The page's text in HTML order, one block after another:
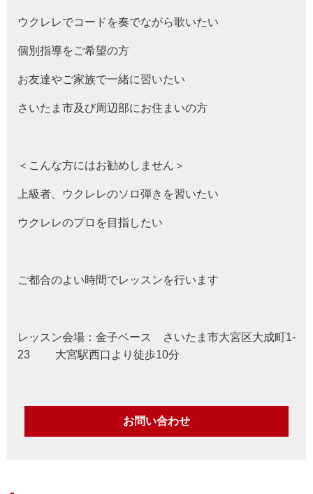
ウクレレでコードを奏でながら歌いたい
個別指導をご希望の方
お友達やご家族で一緒に習いたい
さいたま市及び周辺部にお住まいの方
＜こんな方にはお勧めしません＞
上級者、ウクレレのソロ弾きを習いたい
ウクレレのプロを目指したい
ご都合のよい時間でレッスンを行います
レッスン会場：金子ベース さいたま市大宮区大成町1-
23 大宮駅西口より徒歩10分
お問い合わせ